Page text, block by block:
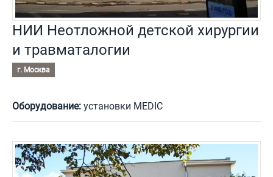
НИИ Неотложной детской хирургии
и травматалогии
г. Москва
Оборудование: установки MEDIC